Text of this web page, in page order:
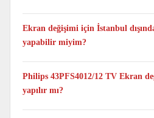
Evet. Philips 43PFS4012/12 TV
uygun orijinal ve sıfır paneller
Ekran değişimi için İstanbul
yapabilir miyim?
Evet. Taşıma ücret ve sorumluluğu
televizyonun tamamını kutulu
alabilirsiniz.
Philips 43PFS4012/12 TV Ekran
yapılır mı?
Hayır. TV Panel değişimi yalnızca